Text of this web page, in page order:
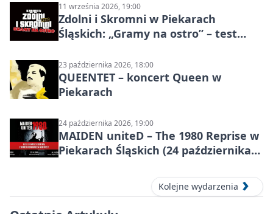
11 września 2026, 19:00
Zdolni i Skromni w Piekarach
Śląskich: „Gramy na ostro” – test
23 października 2026, 18:00
QUEENTET – koncert Queen w
Piekarach
24 października 2026, 19:00
MAIDEN uniteD – The 1980 Reprise w
Piekarach Śląskich (24 października
Kolejne wydarzenia